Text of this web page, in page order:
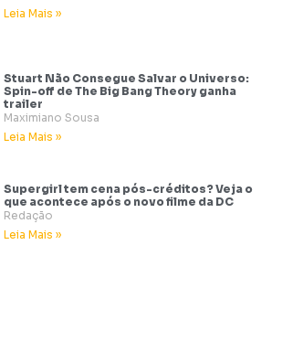
Leia Mais »
Stuart Não Consegue Salvar o Universo:
Spin-off de The Big Bang Theory ganha
trailer
Maximiano Sousa
Leia Mais »
Supergirl tem cena pós-créditos? Veja o
que acontece após o novo filme da DC
Redação
Leia Mais »